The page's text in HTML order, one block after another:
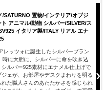
/SATURNO 置物/インテリア/オブジ
アニマル/動物 シルバー/SILVER/ス
イタリア製/ITALY リアル エナ
レッツォに誕生したシルバーブラン
時に大胆に、シルバーに命を吹き込
ルバー925素材にエナメル仕上げで
ェが、お部屋やデスクまわりを明る
た職人さんのあたたかさを感じられ